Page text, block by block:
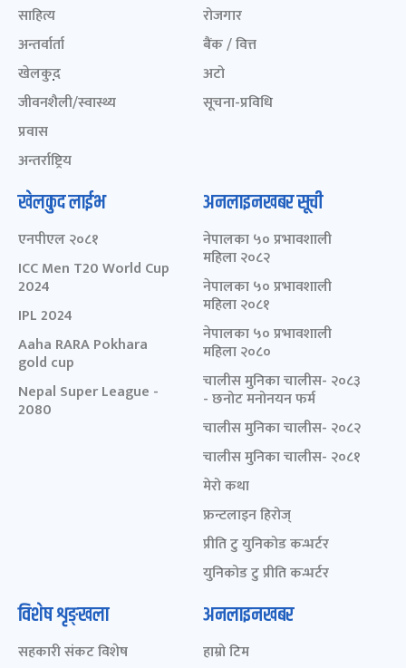
साहित्य
अन्तर्वार्ता
खेलकुद़़
जीवनशैली/स्वास्थ्य
प्रवास
अन्तर्राष्ट्रिय
रोजगार
बैंक / वित्त
अटो
सूचना-प्रविधि
खेलकुद लाईभ
एनपीएल २०८१
ICC Men T20 World Cup
2024
IPL 2024
Aaha RARA Pokhara
gold cup
Nepal Super League -
2080
अनलाइनखबर सूची
नेपालका ५० प्रभावशाली
महिला २०८२
नेपालका ५० प्रभावशाली
महिला २०८१
नेपालका ५० प्रभावशाली
महिला २०८०
चालीस मुनिका चालीस- २०८३
- छनोट मनोनयन फर्म
चालीस मुनिका चालीस- २०८२
चालीस मुनिका चालीस- २०८१
मेरो कथा
फ्रन्टलाइन हिरोज्
प्रीति टु युनिकोड कन्भर्टर
युनिकोड टु प्रीति कन्भर्टर
विशेष शृङ्खला
सहकारी संकट विशेष
अनलाइनखबर
हाम्रो टिम